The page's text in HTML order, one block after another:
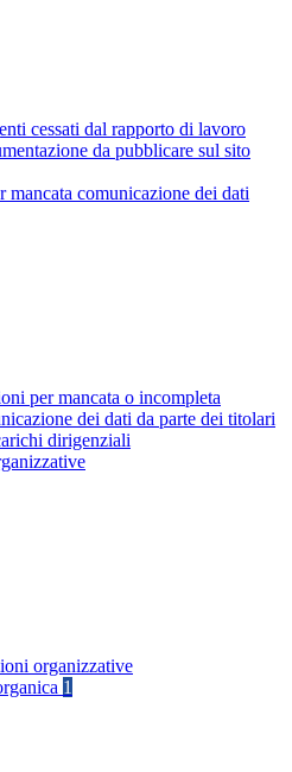
cessati dal rapporto di lavoro
da pubblicare sul sito
mancata comunicazione dei dati
per mancata o incompleta
dei dati da parte dei titolari
dirigenziali
organizzative
1